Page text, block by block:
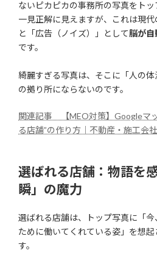
ないピカピカの事務所の写真をトッ
一見正解に見えますが、これは現
と「広告（ノイズ）」として脳が
です。
綺麗すぎる写真は、そこに「人の
の拠り所にならないのです。
関連記事 【MEO対策】Googleマ
る店舗”の作り方｜不動産・施工会
選ばれる店舗：物語を
瞬」の魔力
選ばれる店舗は、トップ写真に「
ために働いてくれている姿」を想
す。